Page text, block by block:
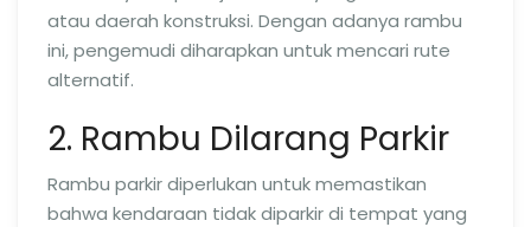
atau daerah konstruksi. Dengan adanya rambu
ini, pengemudi diharapkan untuk mencari rute
alternatif.
2. Rambu Dilarang Parkir
Rambu parkir diperlukan untuk memastikan
bahwa kendaraan tidak diparkir di tempat yang